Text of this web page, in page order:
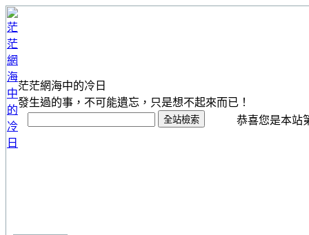
茫茫網海中的冷日
發生過的事，不可能遺忘，只是想不起來而已！
恭喜您是本站